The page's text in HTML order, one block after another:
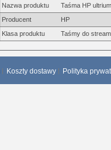
Nazwa produktu
Taśma HP
Producent
HP
Klasa produktu
Taśmy do
Koszty dostawy Polityka